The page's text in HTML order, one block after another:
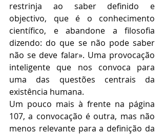
restrinja ao saber definido e
objectivo, que é o conhecimento
científico, e abandone a filosofia
dizendo: do que se não pode saber
não se deve falar». Uma provocação
inteligente que nos convoca para
uma das questões centrais da
existência humana.
Um pouco mais à frente na página
107, a convocação é outra, mas não
menos relevante para a definição da